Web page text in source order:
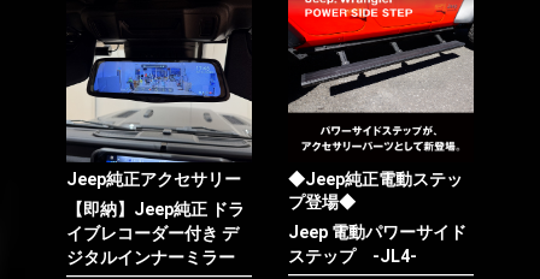
お買い物を続ける
Jeep純正アクセサリー
【即納】Jeep純正 ドラ
イブレコーダー付き デ
ジタルインナーミラー
◆Jeep純正電動ステッ
プ登場◆
Jeep 電動パワーサイド
ステップ -JL4-